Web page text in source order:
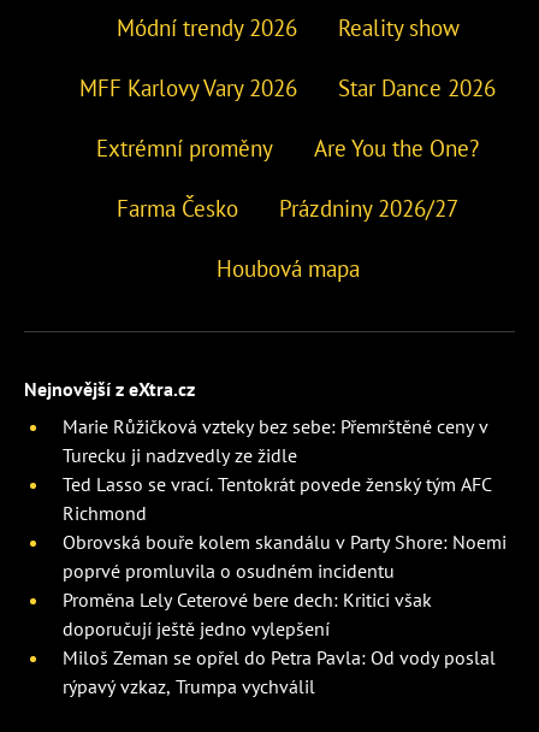
Módní trendy 2026 Reality show
MFF Karlovy Vary 2026 Star Dance 2026
Extrémní proměny Are You the One?
Farma Česko Prázdniny 2026/27
Houbová mapa
Nejnovější z eXtra.cz
Marie Růžičková vzteky bez sebe: Přemrštěné ceny v
Turecku ji nadzvedly ze židle
Ted Lasso se vrací. Tentokrát povede ženský tým AFC
Richmond
Obrovská bouře kolem skandálu v Party Shore: Noemi
poprvé promluvila o osudném incidentu
Proměna Lely Ceterové bere dech: Kritici však
doporučují ještě jedno vylepšení
Miloš Zeman se opřel do Petra Pavla: Od vody poslal
rýpavý vzkaz, Trumpa vychválil